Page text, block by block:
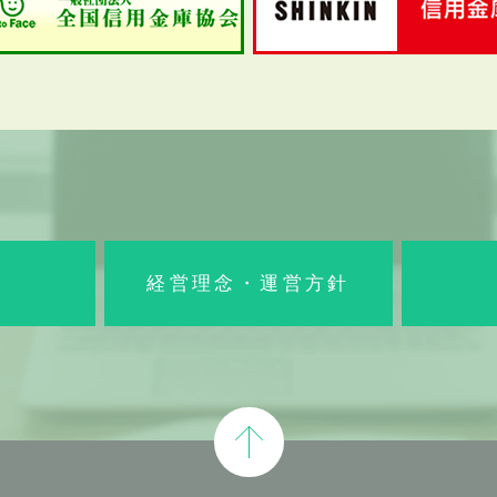
経営理念・運営方針